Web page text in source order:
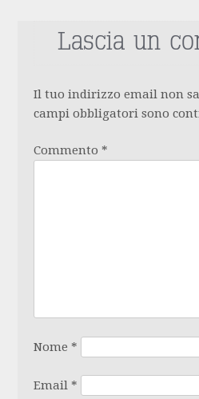
Lascia un
Il tuo indirizzo email non
campi obbligatori sono
Commento *
Nome *
Email *